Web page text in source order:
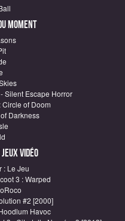
moment
Silent Escape Horror
of Doom
Darkness
vidéo
: Le Jeu
3 : Warped
#2 [2000]
Havoc